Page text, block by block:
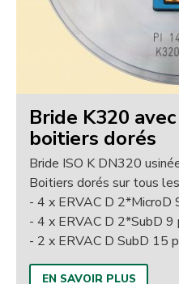
Bride K320
boitiers dorés
Bride ISO K DN320
Boitiers dorés sur tous
- 4 x ERVAC D 2*MicroD
- 4 x ERVAC D 2*SubD
- 2 x ERVAC D SubD 15
EN SAVOIR PLUS